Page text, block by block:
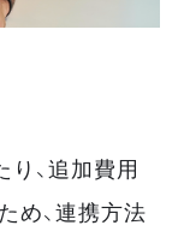
、追加費用
め、連携方法